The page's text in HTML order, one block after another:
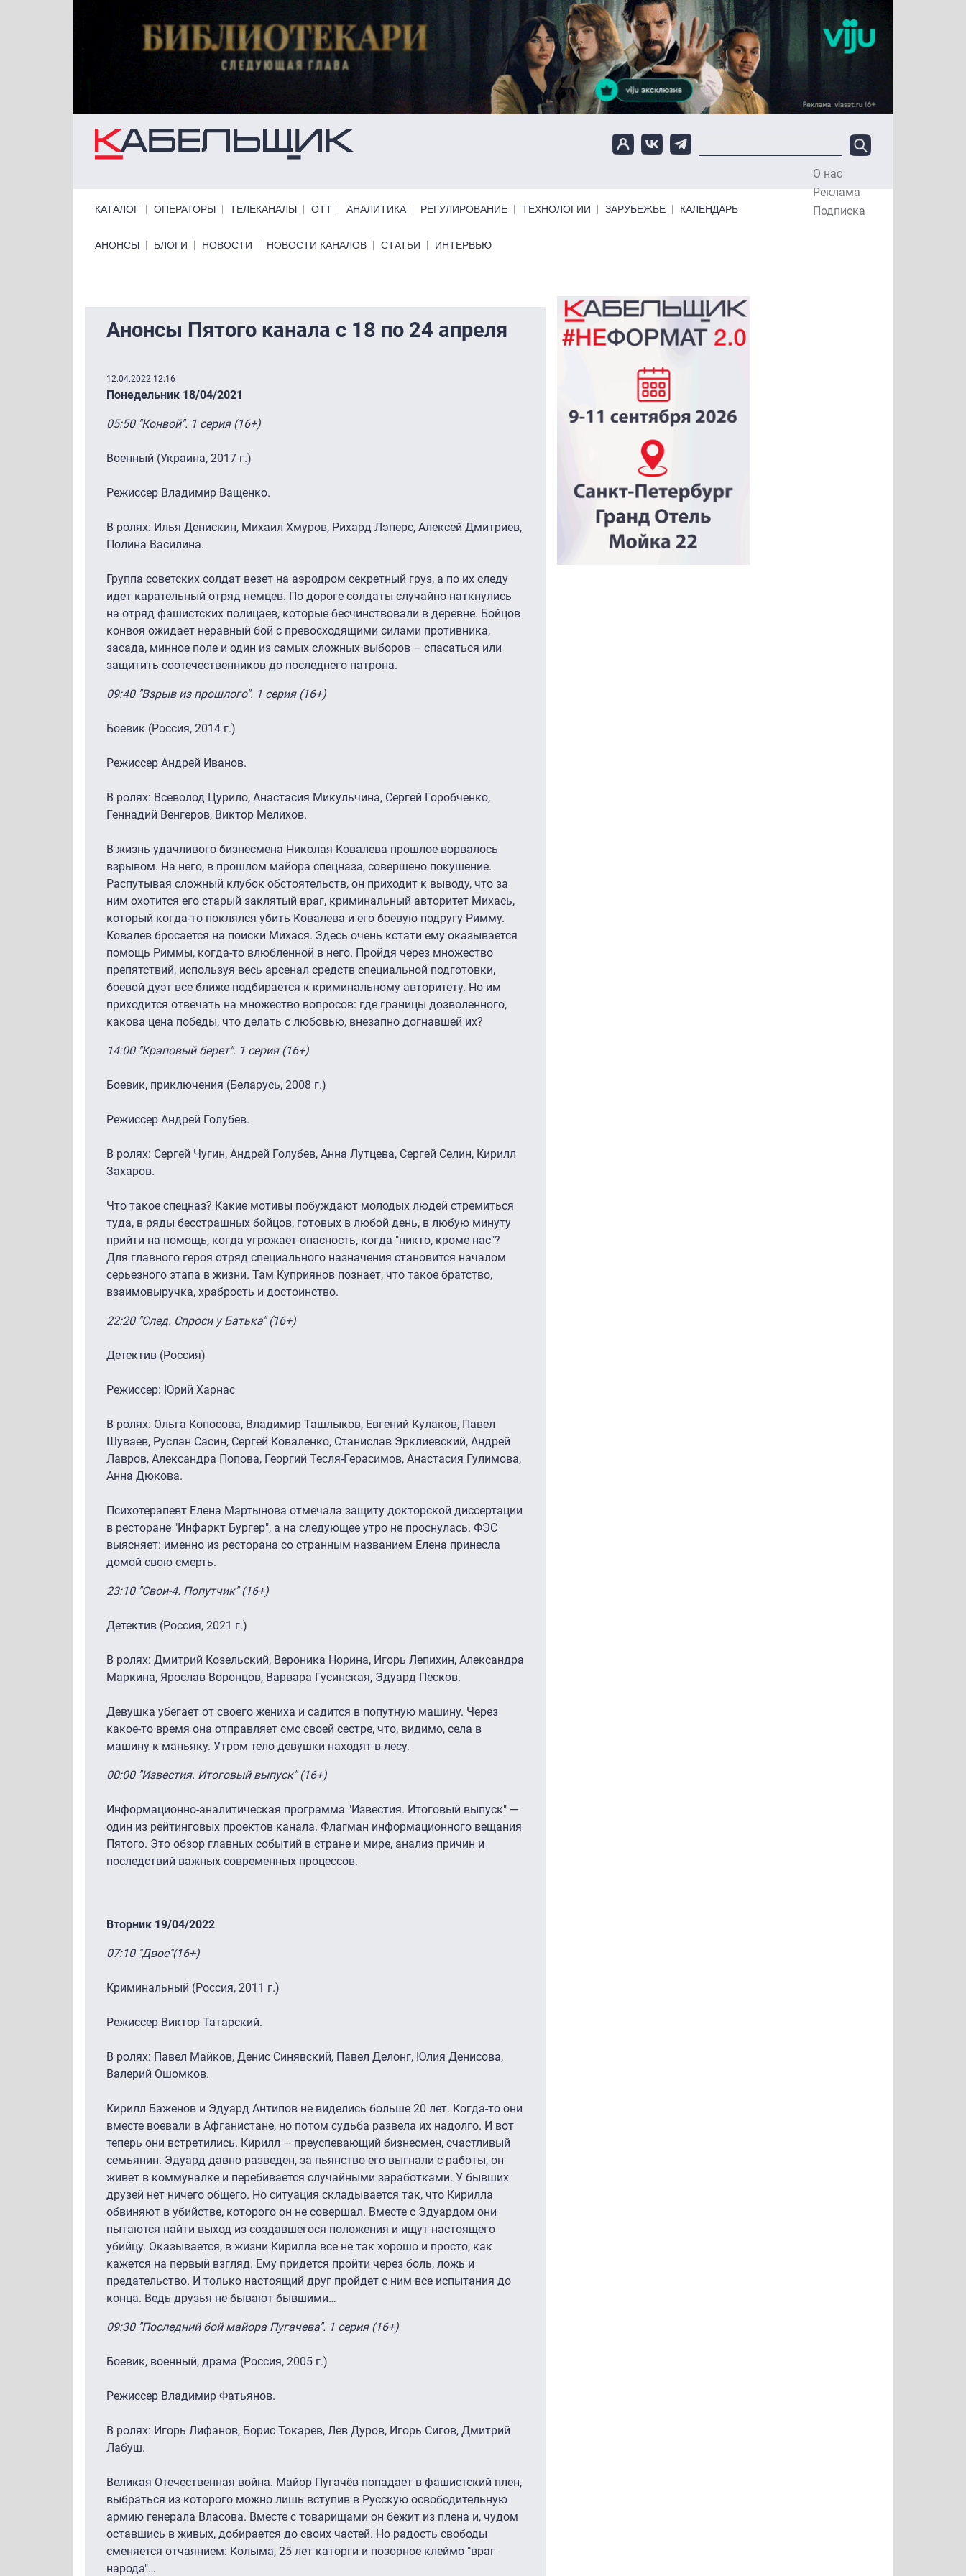
О нас
Реклама
Подписка
КАТАЛОГ ОПЕРАТОРЫ ТЕЛЕКАНАЛЫ ОТТ АНАЛИТИКА РЕГУЛИРОВАНИЕ ТЕХНОЛОГИИ ЗАРУБЕЖЬЕ КАЛЕНДАРЬ
Primary links bottom
АНОНСЫ БЛОГИ НОВОСТИ НОВОСТИ КАНАЛОВ СТАТЬИ ИНТЕРВЬЮ
Анонсы Пятого канала с 18 по 24 апреля
12.04.2022 12:16
Понедельник 18/04/2021
05:50 "Конвой". 1 серия (16+)
Военный (Украина, 2017 г.)
Режиссер Владимир Ващенко.
В ролях: Илья Денискин, Михаил Хмуров, Рихард Лэперс, Алексей Дмитриев,
Полина Василина.
Группа советских солдат везет на аэродром секретный груз, а по их следу
идет карательный отряд немцев. По дороге солдаты случайно наткнулись
на отряд фашистских полицаев, которые бесчинствовали в деревне. Бойцов
конвоя ожидает неравный бой с превосходящими силами противника,
засада, минное поле и один из самых сложных выборов – спасаться или
защитить соотечественников до последнего патрона.
09:40 "Взрыв из прошлого". 1 серия (16+)
Боевик (Россия, 2014 г.)
Режиссер Андрей Иванов.
В ролях: Всеволод Цурило, Анастасия Микульчина, Сергей Горобченко,
Геннадий Венгеров, Виктор Мелихов.
В жизнь удачливого бизнесмена Николая Ковалева прошлое ворвалось
взрывом. На него, в прошлом майора спецназа, совершено покушение.
Распутывая сложный клубок обстоятельств, он приходит к выводу, что за
ним охотится его старый заклятый враг, криминальный авторитет Михась,
который когда-то поклялся убить Ковалева и его боевую подругу Римму.
Ковалев бросается на поиски Михася. Здесь очень кстати ему оказывается
помощь Риммы, когда-то влюбленной в него. Пройдя через множество
препятствий, используя весь арсенал средств специальной подготовки,
боевой дуэт все ближе подбирается к криминальному авторитету. Но им
приходится отвечать на множество вопросов: где границы дозволенного,
какова цена победы, что делать с любовью, внезапно догнавшей их?
14:00 "Краповый берет". 1 серия (16+)
Боевик, приключения (Беларусь, 2008 г.)
Режиссер Андрей Голубев.
В ролях: Сергей Чугин, Андрей Голубев, Анна Лутцева, Сергей Селин, Кирилл
Захаров.
Что такое спецназ? Какие мотивы побуждают молодых людей стремиться
туда, в ряды бесстрашных бойцов, готовых в любой день, в любую минуту
прийти на помощь, когда угрожает опасность, когда "никто, кроме нас"?
Для главного героя отряд специального назначения становится началом
серьезного этапа в жизни. Там Куприянов познает, что такое братство,
взаимовыручка, храбрость и достоинство.
22:20 "След. Спроси у Батька" (16+)
Детектив (Россия)
Режиссер: Юрий Харнас
В ролях: Ольга Копосова, Владимир Ташлыков, Евгений Кулаков, Павел
Шуваев, Руслан Сасин, Сергей Коваленко, Станислав Эрклиевский, Андрей
Лавров, Александра Попова, Георгий Тесля-Герасимов, Анастасия Гулимова,
Анна Дюкова.
Психотерапевт Елена Мартынова отмечала защиту докторской диссертации
в ресторане "Инфаркт Бургер", а на следующее утро не проснулась. ФЭС
выясняет: именно из ресторана со странным названием Елена принесла
домой свою смерть.
23:10 "Свои-4. Попутчик" (16+)
Детектив (Россия, 2021 г.)
В ролях: Дмитрий Козельский, Вероника Норина, Игорь Лепихин, Александра
Маркина, Ярослав Воронцов, Варвара Гусинская, Эдуард Песков.
Девушка убегает от своего жениха и садится в попутную машину. Через
какое-то время она отправляет смс своей сестре, что, видимо, села в
машину к маньяку. Утром тело девушки находят в лесу.
00:00 "Известия. Итоговый выпуск" (16+)
Информационно-аналитическая программа "Известия. Итоговый выпуск" —
один из рейтинговых проектов канала. Флагман информационного вещания
Пятого. Это обзор главных событий в стране и мире, анализ причин и
последствий важных современных процессов.
Вторник 19/04/2022
07:10 "Двое"(16+)
Криминальный (Россия, 2011 г.)
Режиссер Виктор Татарский.
В ролях: Павел Майков, Денис Синявский, Павел Делонг, Юлия Денисова,
Валерий Ошомков.
Кирилл Баженов и Эдуард Антипов не виделись больше 20 лет. Когда-то они
вместе воевали в Афганистане, но потом судьба развела их надолго. И вот
теперь они встретились. Кирилл – преуспевающий бизнесмен, счастливый
семьянин. Эдуард давно разведен, за пьянство его выгнали с работы, он
живет в коммуналке и перебивается случайными заработками. У бывших
друзей нет ничего общего. Но ситуация складывается так, что Кирилла
обвиняют в убийстве, которого он не совершал. Вместе с Эдуардом они
пытаются найти выход из создавшегося положения и ищут настоящего
убийцу. Оказывается, в жизни Кирилла все не так хорошо и просто, как
кажется на первый взгляд. Ему придется пройти через боль, ложь и
предательство. И только настоящий друг пройдет с ним все испытания до
конца. Ведь друзья не бывают бывшими…
09:30 "Последний бой майора Пугачева". 1 серия (16+)
Боевик, военный, драма (Россия, 2005 г.)
Режиссер Владимир Фатьянов.
В ролях: Игорь Лифанов, Борис Токарев, Лев Дуров, Игорь Сигов, Дмитрий
Лабуш.
Великая Отечественная война. Майор Пугачёв попадает в фашистский плен,
выбраться из которого можно лишь вступив в Русскую освободительную
армию генерала Власова. Вместе с товарищами он бежит из плена и, чудом
оставшись в живых, добирается до своих частей. Но радость свободы
сменяется отчаянием: Колыма, 25 лет каторги и позорное клеймо "враг
народа"…